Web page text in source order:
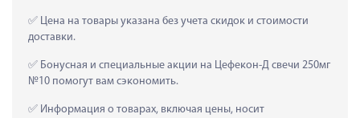
Цена на товары указана без учета скидок и стоимости
доставки.
Бонусная и специальные акции на Цефекон-Д свечи 250мг
№10 помогут вам сэкономить.
Информация о товарах, включая цены, носит